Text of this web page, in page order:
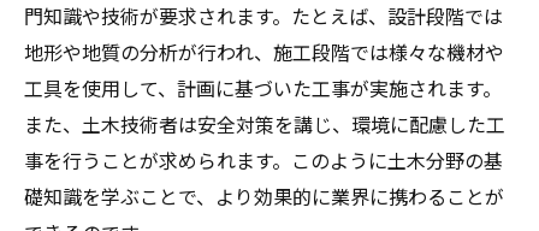
門知識や技術が要求されます。たとえば、設計段階では
地形や地質の分析が行われ、施工段階では様々な機材や
工具を使用して、計画に基づいた工事が実施されます。
また、土木技術者は安全対策を講じ、環境に配慮した工
事を行うことが求められます。このように土木分野の基
礎知識を学ぶことで、より効果的に業界に携わることが